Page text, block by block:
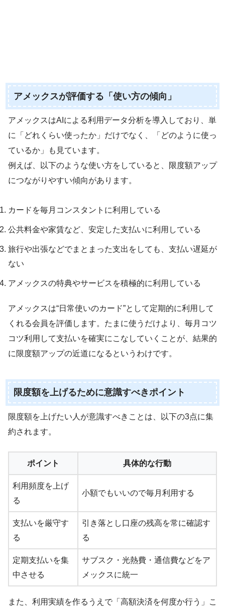
アメックスが評価する「使い方の傾向」
アメックスはAIによる利用データ分析を導入しており、単
に「どれくらい使ったか」だけでなく、「どのように使っ
ているか」も見ています。
例えば、以下のような使い方をしていると、限度額アップ
につながりやすい傾向があります。
カードを毎月コンスタントに利用している
公共料金や家賃など、安定した支払いに利用している
旅行や出張などでまとまった支出をしても、支払い遅延が
ない
アメックスの特典やサービスを積極的に利用している
アメックスは“日常使いのカード”として定期的に利用して
くれる会員を評価します。たまに使うだけより、毎月コツ
コツ利用して支払いを確実にこなしていくことが、結果的
に限度額アップの近道になるというわけです。
限度額を上げるために意識すべきポイント
限度額を上げたい人が意識すべきことは、以下の3点に集
約されます。
ポイント 具体的な行動
利用頻度を上げ
る
小額でもいいので毎月利用する
支払いを厳守す
る
引き落とし口座の残高を常に確認す
る
定期支払いを集
中させる
サブスク・光熱費・通信費などをア
メックスに統一
また、利用実績を作るうえで「高額決済を何度か行う」こ